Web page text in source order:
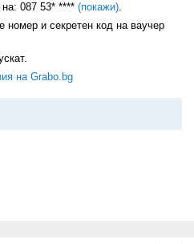
087 53* **** (покажи).
номер и секретен код на ваучер
на Grabo.bg